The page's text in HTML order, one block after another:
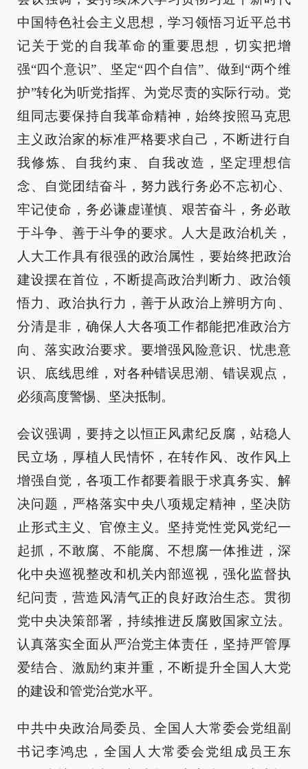
中国特色社会主义思想，学习领悟习近平总书
记关于党的自我革命的重要思想，切实把增
强“四个意识”、坚定“四个自信”、做到“两个维
护”转化为听党指挥、为党尽责的实际行动。党
组同志要保持自我革命精神，始终按照马克思
主义政治家的标准严格要求自己，不断进行自
我修炼、自我约束、自我改造，坚定理想信
念、自觉团结奋斗，努力践行务必不忘初心、
牢记使命，务必谦虚谨慎、艰苦奋斗，务必敢
于斗争、善于斗争的要求。人大是政治机关，
人大工作具有很强的政治属性，要始终把政治
建设摆在首位，不断提高政治判断力、政治领
悟力、政治执行力，善于从政治上辨明方向、
分清是非，确保人大各项工作都能把准政治方
向、落实政治要求。要增强风险意识、忧患意
识、底线思维，对各种错误思潮、错误观点，
必须高度警惕、坚决抵制。
会议强调，要持之以恒正风肃纪反腐，站稳人
民立场，厚植人民情怀，在转作风、改作风上
增强自觉，各项工作都要着眼于求真务实、解
决问题，严格落实中央八项规定精神，坚决防
止形式主义、官僚主义。坚持党性党风党纪一
起抓，不敢腐、不能腐、不想腐一体推进，深
化中央巡视整改和机关内部巡视，强化监督执
纪问责，营造风清气正的良好政治生态。贯彻
党中央决策部署，持续推进反腐败国家立法。
认真落实全面从严治党主体责任，坚持严管厚
爱结合、激励约束并重，不断提升全国人大党
的建设和管党治党水平。
中共中央政治局委员、全国人大常委会党组副
书记李鸿忠，全国人大常委会党组成员王东